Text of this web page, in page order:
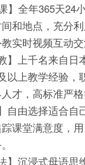
】全年365天24
和地点，充分
实时视频互动交
】上千名来自日
以上教学经验，
才，高标准严格
自由选择适合自
课堂满意度，
】沉浸式母语思